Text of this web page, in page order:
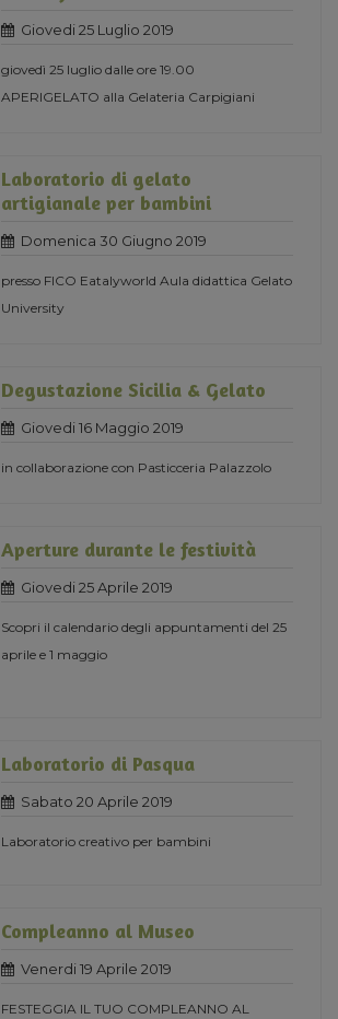
Giovedi 25 Luglio 2019
giovedì 25 luglio dalle ore 19.00
APERIGELATO alla Gelateria Carpigiani
Laboratorio di gelato
artigianale per bambini
Domenica 30 Giugno 2019
presso FICO Eatalyworld Aula didattica Gelato
University
Degustazione Sicilia & Gelato
Giovedi 16 Maggio 2019
in collaborazione con Pasticceria Palazzolo
Aperture durante le festività
Giovedi 25 Aprile 2019
Scopri il calendario degli appuntamenti del 25
aprile e 1 maggio
Laboratorio di Pasqua
Sabato 20 Aprile 2019
Laboratorio creativo per bambini
Compleanno al Museo
Venerdi 19 Aprile 2019
FESTEGGIA IL TUO COMPLEANNO AL